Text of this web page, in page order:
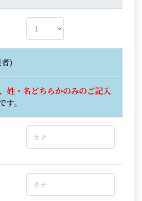
)
姓・名どちらかのみのご記入
す。